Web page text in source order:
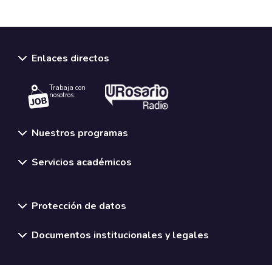
Enlaces directos
Trabaja con
nosotros.
Nuestros programas
Servicios académicos
Protección de datos
Documentos institucionales y legales